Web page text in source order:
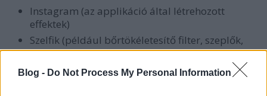
Blog - Do Not Process My Personal Information
Instagram (az applikáció által létrehozott
effektek)
Szelfik (például bőrtökéletesítő filter, szeplők,
piercing, hajbatűzött virág, maszk, amit csak el
tudsz képzelni)
Szerelem (végtelen típusú szivecskés filter)